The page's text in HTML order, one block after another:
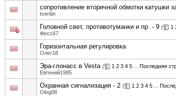
сопротивление вторичной обмотки катушки
tveritin
Головной свет, противотуманки и пр. - 9 ( 1
Фесс67
Горизонтальная регулировка
Олег18
Эра-глонасс в Vesta ( 1 2 3 4 5 Последняя
Евгений1985
Охранная сигнализация - 2 ( 1 2 3 4 5
Oleg08